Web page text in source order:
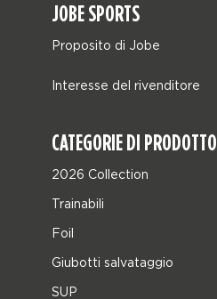
JOBE SPORTS
Proposito di Jobe
Interesse del rivenditore
CATEGORIE DI PRODOTTO
2026 Collection
Trainabili
Foil
Giubotti salvataggio
SUP